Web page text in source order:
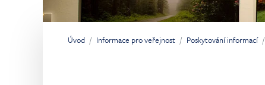
Jsi tady:
Úvod Informace pro veřejnost Poskytování informací